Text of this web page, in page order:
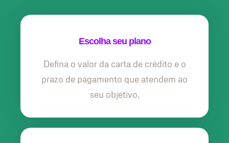
Escolha seu plano
Defina o valor da carta de crédito e o
prazo de pagamento que atendem ao
seu objetivo.